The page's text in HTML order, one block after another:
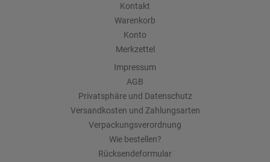
Kontakt
Warenkorb
Konto
Merkzettel
Impressum
AGB
Privatsphäre und Datenschutz
Versandkosten und Zahlungsarten
Verpackungsverordnung
Wie bestellen?
Rücksendeformular